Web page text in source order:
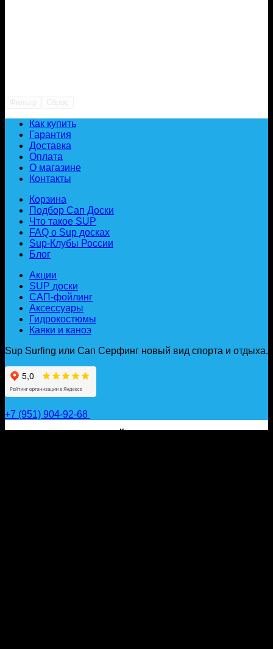
Как купить
Гарантия
Доставка
Оплата
О магазине
Контакты
Корзина
Подбор Сап Доски
Что такое SUP
FAQ о Sup досках
Sup-Клубы России
Блог
Акции
SUP доски
САП-фойлинг
Аксессуары
Гидрокостюмы
Каяки и каноэ
Sup Surfing или Сап Серфинг новый вид спорта и отдыха.
+7 (951) 904-92-68